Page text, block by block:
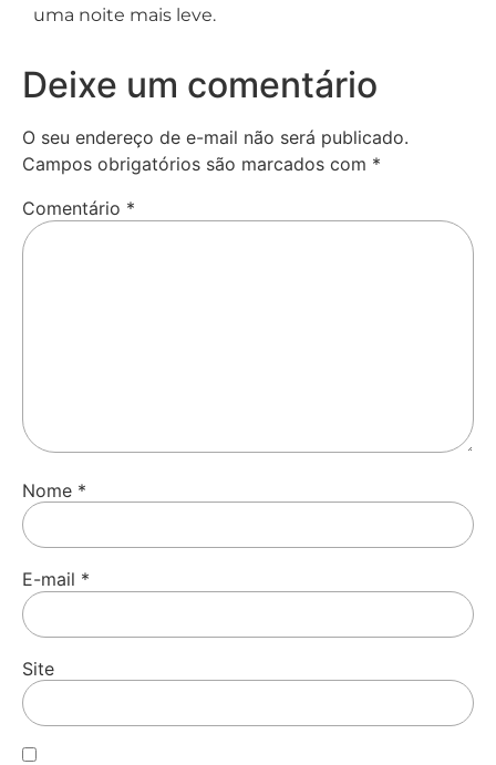
uma noite mais leve.
Deixe um comentário
O seu endereço de e-mail não será publicado.
Campos obrigatórios são marcados com *
Comentário *
Nome *
E-mail *
Site